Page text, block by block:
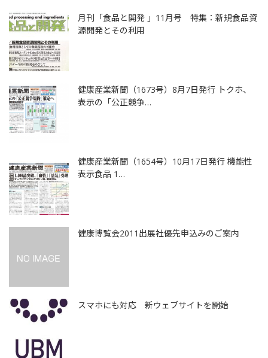
月刊「食品と開発 」11月号 特集：新規食品資
源開発とその利用
健康産業新聞（1673号）8月7日発行 トクホ、
表示の「公正競争…
健康産業新聞（1654号）10月17日発行 機能性
表示食品 1…
健康博覧会2011出展社優先申込みのご案内
スマホにも対応 新ウェブサイトを開始